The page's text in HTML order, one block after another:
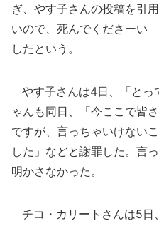
ぎ、やす子さんの投稿を引
いので、死んでくださーい
したという。
やす子さんは4日、「とっ
ゃんも同日、「今ここで皆
ですが、言っちゃいけない
した」などと謝罪した。言
明かさなかった。
チコ・カリートさんは5日